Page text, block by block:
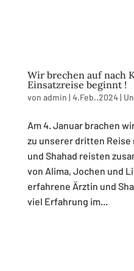
Wir brechen auf nach
Einsatzreise beginnt !
von admin | 4.Feb..2024|
Am 4. Januar brachen
zu unserer dritten Reise
und Shahad reisten
von Alima, Jochen und
erfahrene Ärztin und
viel Erfahrung im...